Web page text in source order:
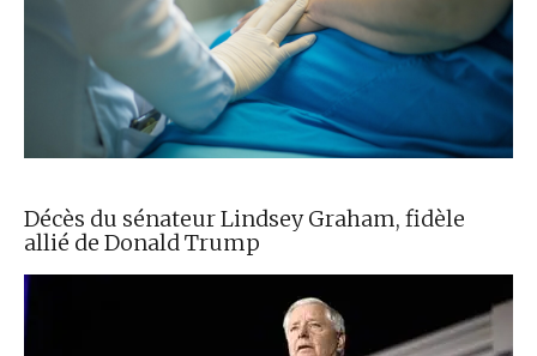
Décès du sénateur Lindsey Graham, fidèle
allié de Donald Trump